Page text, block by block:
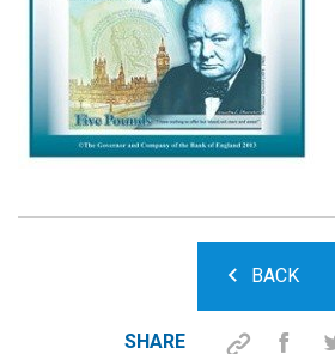
BACK
SHARE